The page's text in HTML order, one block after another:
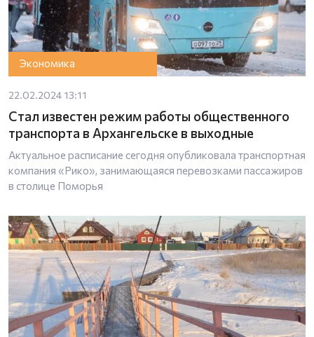
Экономика
22.02.2024 13:11
Стал известен режим работы общественного
транспорта в Архангельске в выходные
Актуальное расписание сегодня опубликовала транспортная
компания «Рико», занимающаяся перевозками пассажиров
в столице Поморья